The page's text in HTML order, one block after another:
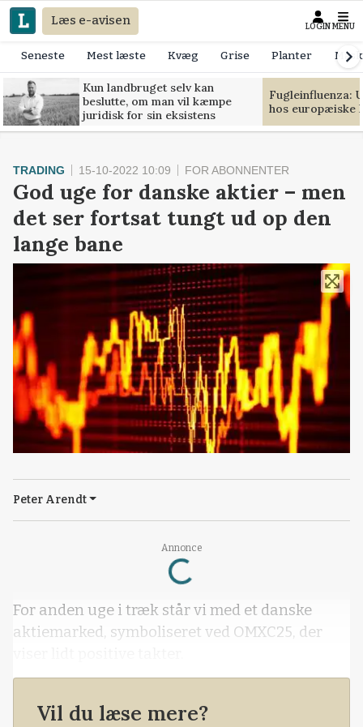
Læs e-avisen LOGIN MENU
Seneste Mest læste Kvæg Grise Planter
Kun landbruget selv kan
beslutte, om man vil kæmpe
juridisk for sin eksistens
Fugleinfluenza:
hos europæiske
Annonce
Loading...
TRADING 15-10-2022 10:09 FOR ABONNENTER
God uge for danske aktier – men
det ser fortsat tungt ud op den
lange bane
Peter Arendt
For anden uge i træk står vi med et danske
aktiemarked, symboliseret ved OMXC25, der
Vil du læse mere?